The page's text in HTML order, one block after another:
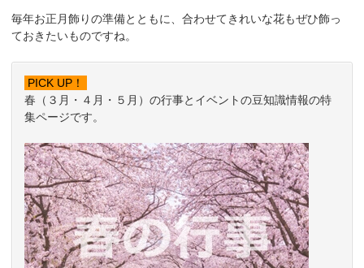
毎年お正月飾りの準備とともに、合わせてきれいな花もぜひ飾っ
ておきたいものですね。
PICK UP！
春（３月・４月・５月）の行事とイベントの豆知識情報の特
集ページです。